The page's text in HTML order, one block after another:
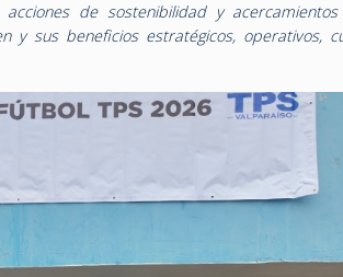
de sostenibilidad y
sus beneficios estratégicos, operativos,